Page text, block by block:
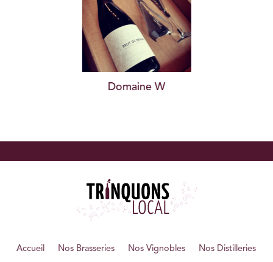
Domaine W
Accueil Nos Brasseries Nos Vignobles Nos Distilleries